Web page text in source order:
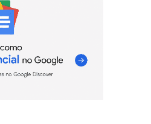
tomba 17,92% nesta
o ticker VVAR3 para